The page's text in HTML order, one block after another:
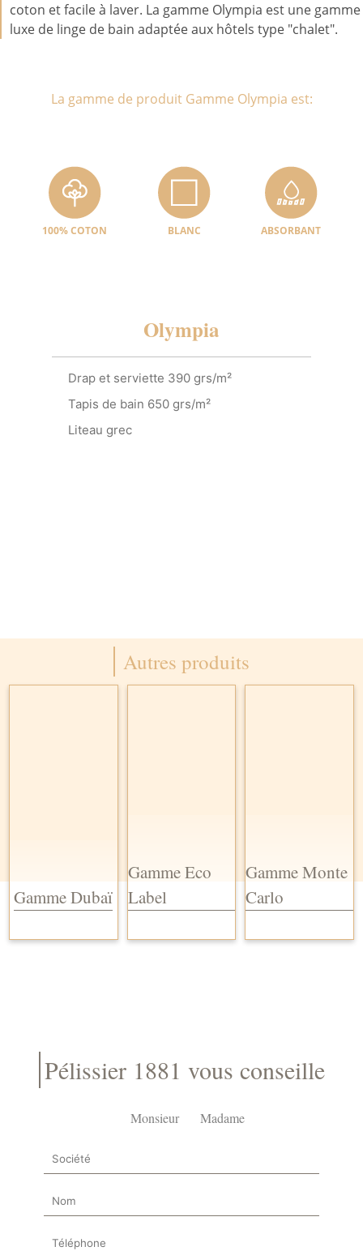
coton et facile à laver. La gamme Olympia est une gamme
luxe de linge de bain adaptée aux hôtels type "chalet".
La gamme de produit Gamme Olympia est:
100% COTON BLANC ABSORBANT
Olympia
Drap et serviette 390 grs/m²
Tapis de bain 650 grs/m²
Liteau grec
Autres produits
Gamme Dubaï
Gamme Eco
Label
Gamme Monte
Carlo
Pélissier 1881 vous conseille
Monsieur Madame